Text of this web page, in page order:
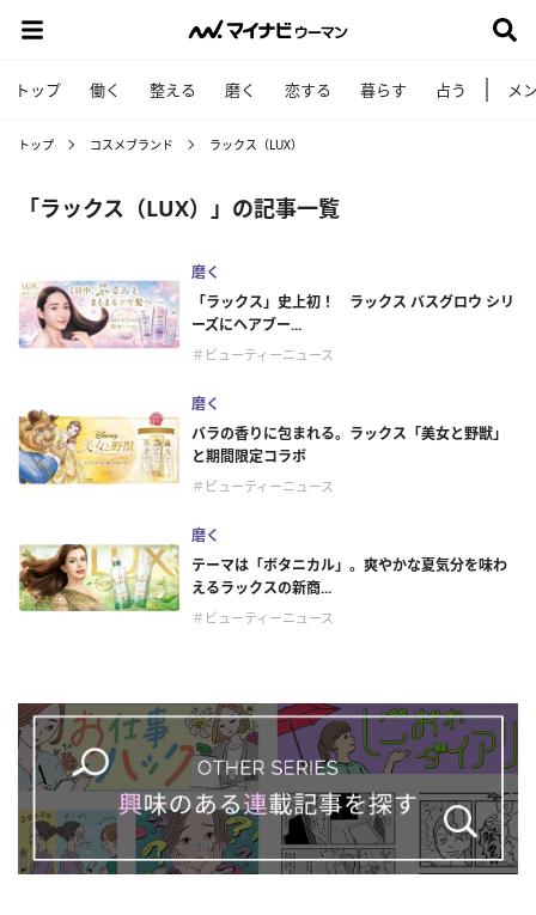
トップ 働く 整える 磨く 恋する 暮らす 占う メ
トップ コスメブランド ラックス（LUX）
「ラックス（LUX）」の記事一覧
磨く
「ラックス」史上初！ ラックス バスグロウ シリ
ーズにヘアブー...
＃ビューティーニュース
磨く
バラの香りに包まれる。ラックス「美女と野獣」
と期間限定コラボ
＃ビューティーニュース
磨く
テーマは「ボタニカル」。爽やかな夏気分を味わ
えるラックスの新商...
＃ビューティーニュース